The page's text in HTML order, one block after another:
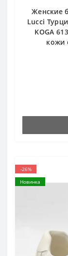
Женские
Lucci
KOGA
кожи
-26%
Новинка